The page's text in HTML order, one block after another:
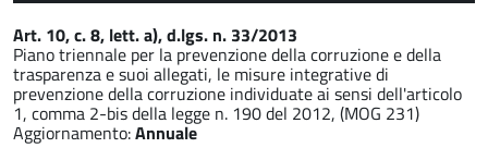
Art. 10, c. 8, lett. a), d.lgs. n. 33/2013
Piano triennale per la prevenzione della corruzione e della
trasparenza e suoi allegati, le misure integrative di
prevenzione della corruzione individuate ai sensi dell'articolo
1, comma 2-bis della legge n. 190 del 2012, (MOG 231)
Aggiornamento:Annuale